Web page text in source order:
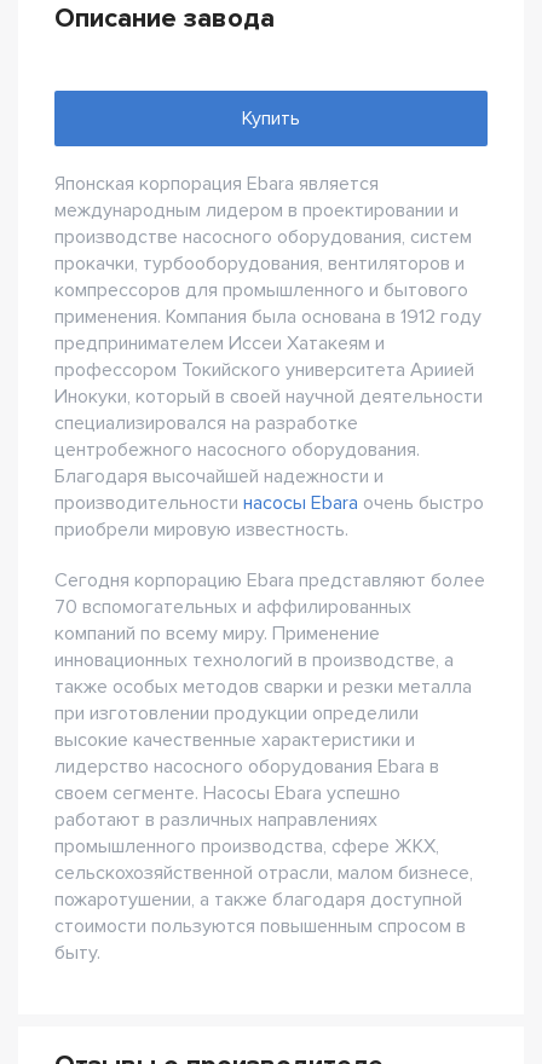
Описание завода
Купить
Японская корпорация Ebara является
международным лидером в проектировании и
производстве насосного оборудования, систем
прокачки, турбооборудования, вентиляторов и
компрессоров для промышленного и бытового
применения. Компания была основана в 1912 году
предпринимателем Иссеи Хатакеям и
профессором Токийского университета Ариией
Инокуки, который в своей научной деятельности
специализировался на разработке
центробежного насосного оборудования.
Благодаря высочайшей надежности и
производительности насосы Ebara очень быстро
приобрели мировую известность.
Сегодня корпорацию Ebara представляют более
70 вспомогательных и аффилированных
компаний по всему миру. Применение
инновационных технологий в производстве, а
также особых методов сварки и резки металла
при изготовлении продукции определили
высокие качественные характеристики и
лидерство насосного оборудования Ebara в
своем сегменте. Насосы Ebara успешно
работают в различных направлениях
промышленного производства, сфере ЖКХ,
сельскохозяйственной отрасли, малом бизнесе,
пожаротушении, а также благодаря доступной
стоимости пользуются повышенным спросом в
быту.